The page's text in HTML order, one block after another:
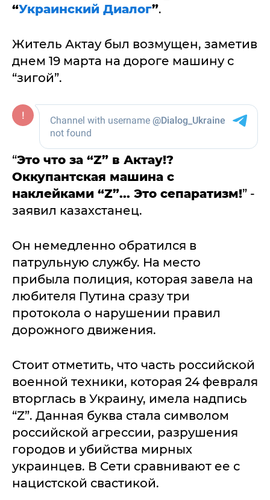
“Украинский Диалог”.
Житель Актау был возмущен, заметив
днем 19 марта на дороге машину с
“зигой”.
“Это что за “Z” в Актау!?
Оккупантская машина с
наклейками “Z”... Это сепаратизм!” -
заявил казахстанец.
Он немедленно обратился в
патрульную службу. На место
прибыла полиция, которая завела на
любителя Путина сразу три
протокола о нарушении правил
дорожного движения.
Стоит отметить, что часть российской
военной техники, которая 24 февраля
вторглась в Украину, имела надпись
“Z”. Данная буква стала символом
российской агрессии, разрушения
городов и убийства мирных
украинцев. В Сети сравнивают ее с
нацистской свастикой.